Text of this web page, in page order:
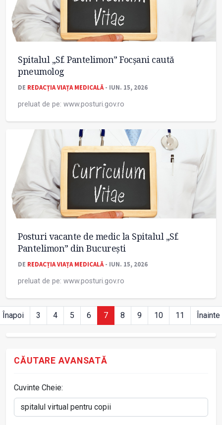
Spitalul „Sf. Pantelimon” Focșani caută
pneumolog
DE REDACȚIA VIAȚA MEDICALĂ- IUN. 15, 2026
preluat de pe: www.posturi.gov.ro
Posturi vacante de medic la Spitalul „Sf.
Pantelimon” din București
DE REDACȚIA VIAȚA MEDICALĂ- IUN. 15, 2026
preluat de pe: www.posturi.gov.ro
Înapoi 3 4 5 6 7 8 9 10 11 Înainte
CĂUTARE AVANSATĂ
Cuvinte Cheie: